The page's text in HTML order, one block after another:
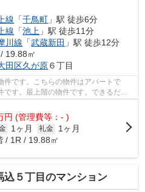
線 「千鳥町 」駅 徒歩6分
線 「池上 」駅 徒歩11分
川線 「武蔵新田 」駅 徒歩12分
19.88㎡
田区久が原６丁目
件です。こちらの物件はアパートで
す。最上階の物件です。できるだけ
スタ...
円 (管理費等：- )
1ヶ月 礼金
1ヶ月
/ 1R / 19.88㎡
込５丁目のマンション